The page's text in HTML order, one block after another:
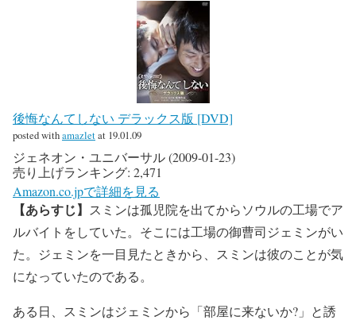
後悔なんてしない デラックス版 [DVD]
posted withamazletat 19.01.09
ジェネオン・ユニバーサル (2009-01-23)
売り上げランキング: 2,471
Amazon.co.jpで詳細を見る
【あらすじ】 スミンは孤児院を出てからソウルの工場でア
ルバイトをしていた。そこには工場の御曹司ジェミンがい
た。ジェミンを一目見たときから、スミンは彼のことが気
になっていたのである。
ある日、スミンはジェミンから「部屋に来ないか?」と誘